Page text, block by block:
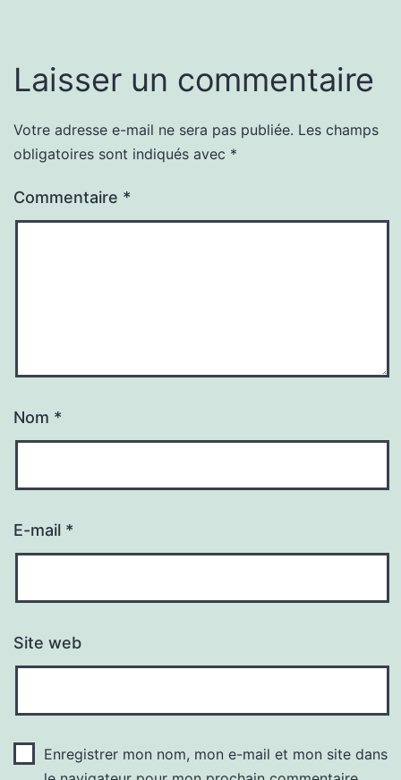
Laisser un commentaire
Votre adresse e-mail ne sera pas publiée. Les champs
obligatoires sont indiqués avec *
Commentaire *
Nom *
E-mail *
Site web
Enregistrer mon nom, mon e-mail et mon site dans